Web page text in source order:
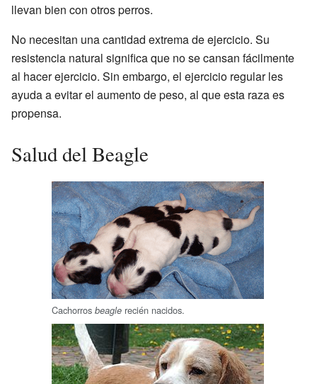
llevan bien con otros perros.
No necesitan una cantidad extrema de ejercicio. Su
resistencia natural significa que no se cansan fácilmente
al hacer ejercicio. Sin embargo, el ejercicio regular les
ayuda a evitar el aumento de peso, al que esta raza es
propensa.
Salud del Beagle
Cachorros beagle recién nacidos.